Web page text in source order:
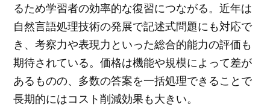
るため学習者の効率的な復習につながる。近年は
自然言語処理技術の発展で記述式問題にも対応で
き、考察力や表現力といった総合的能力の評価も
期待されている。価格は機能や規模によって差が
あるものの、多数の答案を一括処理できることで
長期的にはコスト削減効果も大きい。